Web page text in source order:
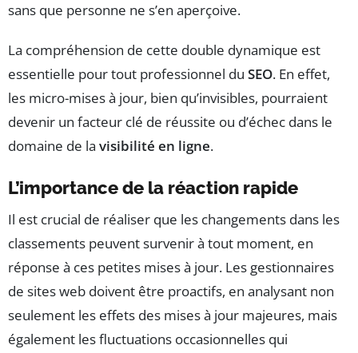
sans que personne ne s’en aperçoive.
La compréhension de cette double dynamique est
essentielle pour tout professionnel du SEO. En effet,
les micro-mises à jour, bien qu’invisibles, pourraient
devenir un facteur clé de réussite ou d’échec dans le
domaine de la visibilité en ligne.
L’importance de la réaction rapide
Il est crucial de réaliser que les changements dans les
classements peuvent survenir à tout moment, en
réponse à ces petites mises à jour. Les gestionnaires
de sites web doivent être proactifs, en analysant non
seulement les effets des mises à jour majeures, mais
également les fluctuations occasionnelles qui